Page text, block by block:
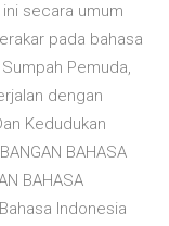
secara umum
pada bahasa
Pemuda,
dengan
Kedudukan
BAHASA
BAHASA
Indonesia